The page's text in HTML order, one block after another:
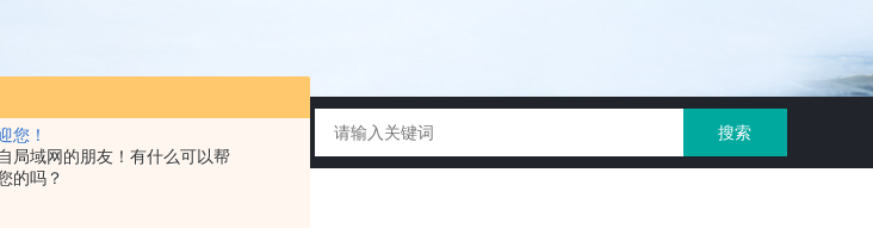
您！
局域网的朋友！有什么可以帮
的吗？
），药典平板（TSA，SDA等）